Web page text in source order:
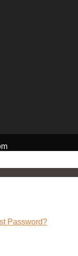
Password?